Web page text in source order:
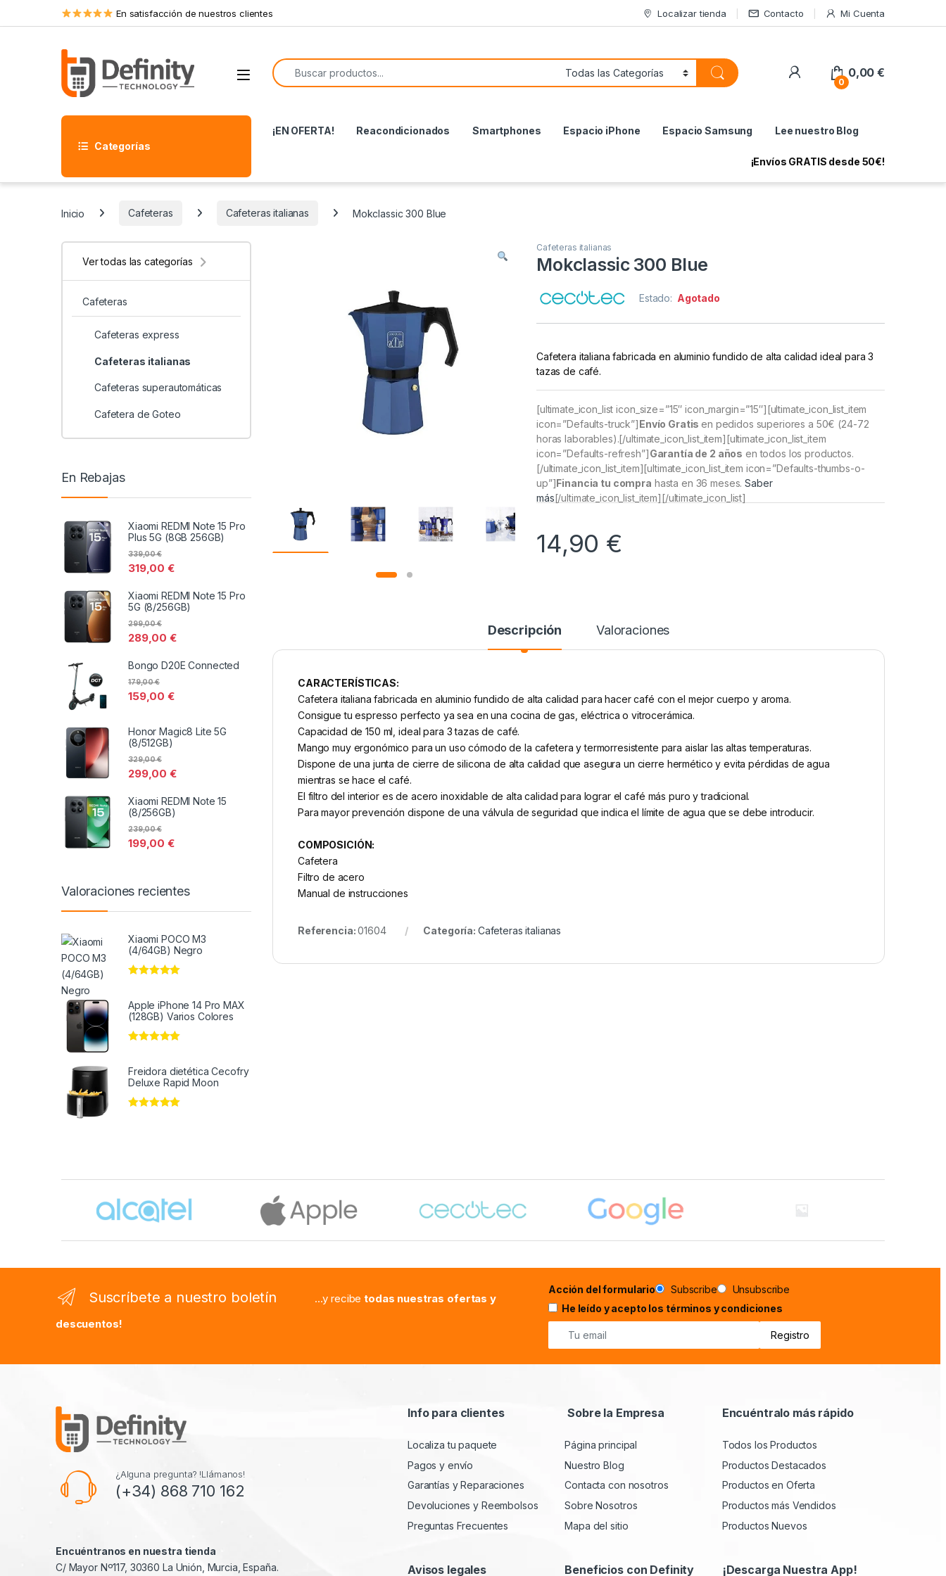
Skip to navigation
Skip to content En satisfacción de nuestros clientes Localizar tienda Contacto Mi Cuenta
Open
Search for:
My Account
0
0,00€
Categorías
¡EN OFERTA! Reacondicionados Smartphones Espacio iPhone Espacio Samsung Lee nuestro Blog
¡Envíos GRATIS desde 50€!
Inicio Cafeteras Cafeteras italianas Mokclassic 300 Blue
Cafeteras italianas
Mokclassic 300 Blue
Estado: Agotado
Cafetera italiana fabricada en aluminio fundido de alta calidad ideal para 3
tazas de café.
[ultimate_icon_list icon_size=”15″ icon_margin=”15″][ultimate_icon_list_item
icon=”Defaults-truck”]Envío Gratis en pedidos superiores a 50€ (24-72
horas laborables).[/ultimate_icon_list_item][ultimate_icon_list_item
icon=”Defaults-refresh”]Garantía de 2 años en todos los productos.
[/ultimate_icon_list_item][ultimate_icon_list_item icon=”Defaults-thumbs-o-
up”]Financia tu compra hasta en 36 meses.Saber
más[/ultimate_icon_list_item][/ultimate_icon_list]
14,90 €
Descripción Valoraciones
CARACTERÍSTICAS:
Cafetera italiana fabricada en aluminio fundido de alta calidad para hacer café con el mejor cuerpo y aroma.
Consigue tu espresso perfecto ya sea en una cocina de gas, eléctrica o vitrocerámica.
Capacidad de 150 ml, ideal para 3 tazas de café.
Mango muy ergonómico para un uso cómodo de la cafetera y termorresistente para aislar las altas temperaturas.
Dispone de una junta de cierre de silicona de alta calidad que asegura un cierre hermético y evita pérdidas de agua
mientras se hace el café.
El filtro del interior es de acero inoxidable de alta calidad para lograr el café más puro y tradicional.
Para mayor prevención dispone de una válvula de seguridad que indica el límite de agua que se debe introducir.
COMPOSICIÓN:
Cafetera
Filtro de acero
Manual de instrucciones
Referencia:01604 Categoría: Cafeteras italianas
Ver todas las categorías
Cafeteras
Cafeteras express
Cafeteras italianas
Cafeteras superautomáticas
Cafetera de Goteo
En Rebajas
Xiaomi REDMI Note 15 Pro
Plus 5G (8GB 256GB)
319,00€
339,00€
Xiaomi REDMI Note 15 Pro
5G (8/256GB)
289,00€
299,00€
Bongo D20E Connected
159,00€
179,00€
Honor Magic8 Lite 5G
(8/512GB)
299,00€
329,00€
Xiaomi REDMI Note 15
(8/256GB)
199,00€
239,00€
Valoraciones recientes
Xiaomi POCO M3
(4/64GB) Negro
Apple iPhone 14 Pro MAX
(128GB) Varios Colores
Freidora dietética Cecofry
Deluxe Rapid Moon
Brands Carousel
Suscríbete a nuestro boletín ...y recibetodas nuestras ofertas y
descuentos!
Acción del formulario Subscribe
Unsubscribe
He leído y acepto los términos y condiciones
¿Alguna pregunta? !Llámanos!
(+34) 868 710 162
Encuéntranos en nuestra tienda
C/ Mayor Nº117, 30360 La Unión, Murcia, España.
Info para clientes
Localiza tu paquete
Pagos y envío
Garantías y Reparaciones
Devoluciones y Reembolsos
Preguntas Frecuentes
Sobre la Empresa
Página principal
Nuestro Blog
Contacta con nosotros
Sobre Nosotros
Mapa del sitio
Encuéntralo más rápido
Todos los Productos
Productos Destacados
Productos en Oferta
Productos más Vendidos
Productos Nuevos
Avisos legales Beneficios con Definity ¡Descarga Nuestra App!